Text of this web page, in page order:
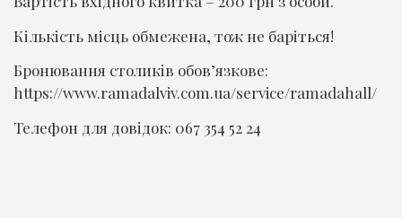
Кількість місць обмежена, тож не баріться!
Бронювання столиків обов’язкове:
https://www.ramadalviv.com.ua/service/ramadahall/
Телефон для довідок: 067 354 52 24